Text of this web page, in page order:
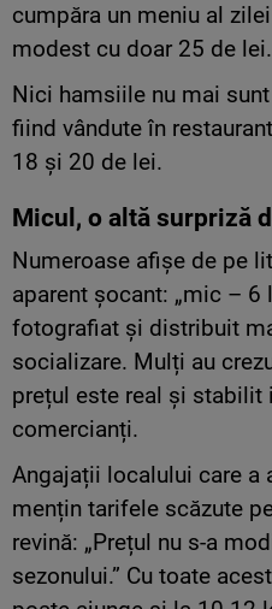
cumpăra un meniu al
modest cu doar 25 de lei.
Nici hamsiile nu mai
fiind vândute în
18 și 20 de lei.
Micul, o altă surpriză
Numeroase afișe de pe
aparent șocant: „mic – 6
fotografiat și distribuit
socializare. Mulți au
prețul este real și stabilit
comercianți.
Angajații localului care a
mențin tarifele scăzute
revină: „Prețul nu s-a
sezonului.” Cu toate